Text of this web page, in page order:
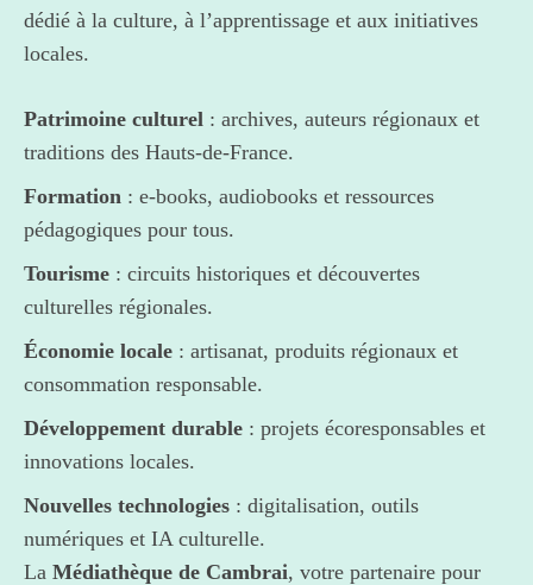
dédié à la culture, à l’apprentissage et aux initiatives
locales.
Patrimoine culturel : archives, auteurs régionaux et
traditions des Hauts-de-France.
Formation : e-books, audiobooks et ressources
pédagogiques pour tous.
Tourisme : circuits historiques et découvertes
culturelles régionales.
Économie locale : artisanat, produits régionaux et
consommation responsable.
Développement durable : projets écoresponsables et
innovations locales.
Nouvelles technologies : digitalisation, outils
numériques et IA culturelle.
La Médiathèque de Cambrai, votre partenaire pour